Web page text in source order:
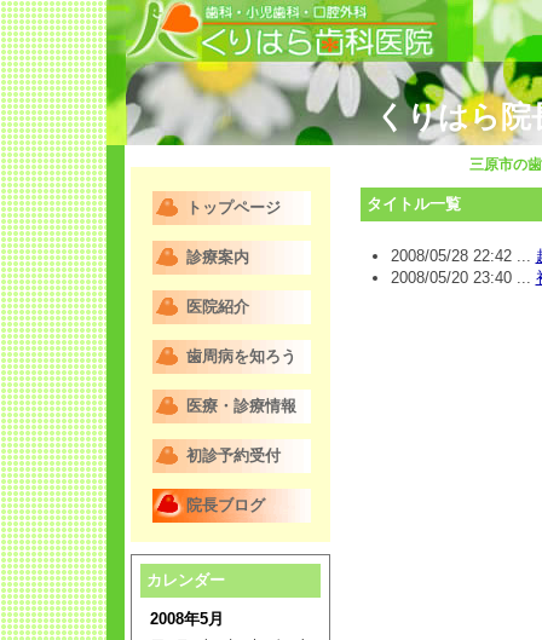
くりはら院
三原市の
タイトル一覧
2008/05/28 22:42 ...
2008/05/20 23:40 ...
トップページ
診療案内
医院紹介
歯周病を知ろう
医療・診療情報
初診予約受付
院長ブログ
カレンダー
2008年5月